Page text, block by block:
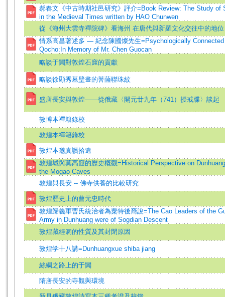
郝春文《中古時期社邑研究》評介=Book Review: The Study of
in the Medieval Times written by HAO Chunwen
從《海州大雲寺禪院碑》看海州 在唐代與新羅文化交往中的地位
情系高昌著述多 — 紀念陳國燦先生=Psychologically
Qocho:In Memory of Mr. Chen Guocan
略談于闐對敦煌石窟的貢獻
略談徐顯秀墓壁畫的菩薩聯珠紋
盛唐長安與敦煌——從俄藏〈開元廿九年（741）授戒牒〉談起
敦博本禪籍錄校
敦煌本禪籍錄校
敦煌本邈真讚拾遺
敦煌城與莫高窟的歷史概觀=Historical Perspective on
the Mogao Caves
敦煌與長安 -- 佛寺供養的比較研究
敦煌歷史上的曹元忠時代
敦煌歸義軍曹氏統治者為粟特後裔說=The Cao Leaders of the
Army in Dunhuang were of Sogdian Descent
敦煌藏經洞的性質及其封閉原因
敦煌学十八講=Dunhuangxue shiba jiang
絲綢之路上的于闐
隋唐長安的寺觀與環境